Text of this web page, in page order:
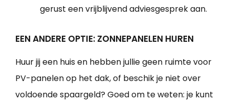
gerust een vrijblijvend adviesgesprek aan.
EEN ANDERE OPTIE: ZONNEPANELEN HUREN
Huur jij een huis en hebben jullie geen ruimte voor
PV-panelen op het dak, of beschik je niet over
voldoende spaargeld? Goed om te weten: je kunt